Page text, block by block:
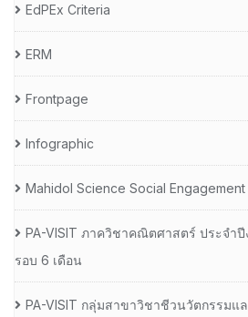
EdPEx Criteria
ERM
Frontpage
Infographic
Mahidol Science Social Engagement
PA-VISIT ภาควิชาคณิตศาสตร์ ประจำ
รอบ 6 เดือน
PA-VISIT กลุ่มสาขาวิชาชีวนวัตกรรม